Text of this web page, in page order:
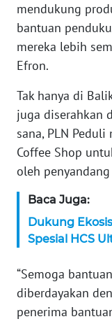
mendukung
bantuan
mereka lebih
Efron.
Tak hanya di
juga diserahkan
sana, PLN
Coffee Shop
oleh
Baca Juga:
Dukung
Spesial HCS
“Semoga
diberdayakan
penerima
WN
PAPUA
BARAT
RIAU
WN
SERAMBI
JAMBI
WN
WN